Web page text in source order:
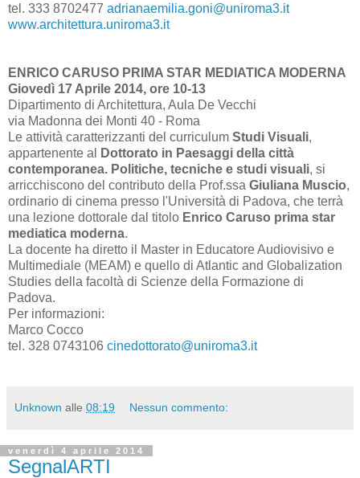
tel. 333 8702477 adrianaemilia.goni@uniroma3.it
www.architettura.uniroma3.it
ENRICO CARUSO PRIMA STAR MEDIATICA MODERNA
Giovedì 17 Aprile 2014, ore 10-13
Dipartimento di Architettura, Aula De Vecchi
via Madonna dei Monti 40 - Roma
Le attività caratterizzanti del curriculum Studi Visuali,
appartenente al
Dottorato in Paesaggi della città
contemporanea. Politiche, tecniche e studi visuali, si
arricchiscono del contributo della Prof.ssa Giuliana Muscio,
ordinario di cinema presso l'Università di Padova, che terrà
una lezione dottorale dal titolo Enrico Caruso prima star
mediatica moderna.
La docente ha diretto il Master in Educatore Audiovisivo e
Multimediale (MEAM) e quello di Atlantic and Globalization
Studies della facoltà di Scienze della Formazione di
Padova.
Per informazioni:
Marco Cocco
tel. 328 0743106 cinedottorato@uniroma3.it
Unknown alle 08:19 Nessun commento:
venerdì 4 aprile 2014
SegnalARTI